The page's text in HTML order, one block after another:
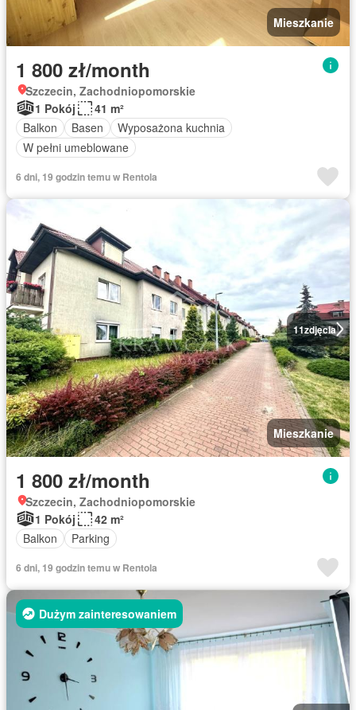
Mieszkanie
1 800 zł/month
Szczecin, Zachodniopomorskie
1 Pokój
41 m²
Balkon
Basen
Wyposażona kuchnia
W pełni umeblowane
6 dni, 19 godzin temu w Rentola
11zdjęcia
Mieszkanie
1 800 zł/month
Szczecin, Zachodniopomorskie
1 Pokój
42 m²
Balkon
Parking
6 dni, 19 godzin temu w Rentola
Dużym zainteresowaniem